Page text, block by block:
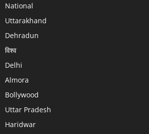
National
Uttarakhand
Dehradun
विश्व
Delhi
Almora
Bollywood
Uttar Pradesh
Haridwar